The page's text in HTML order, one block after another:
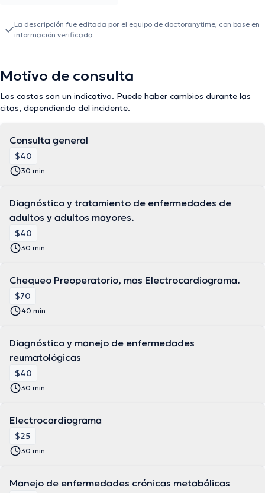
electrocardiogramas en el consultorio, así como el abordaje
oportuno de procesos infecciosos.
La descripción fue editada por el equipo de doctoranytime, con base en
información verificada.
Motivo de consulta
Los costos son un indicativo. Puede haber cambios durante las
citas, dependiendo del incidente.
Consulta general
$40
30 min
Diagnóstico y tratamiento de enfermedades de
adultos y adultos mayores.
$40
30 min
Chequeo Preoperatorio, mas Electrocardiograma.
$70
40 min
Diagnóstico y manejo de enfermedades
reumatológicas
$40
30 min
Electrocardiograma
$25
30 min
Manejo de enfermedades crónicas metabólicas